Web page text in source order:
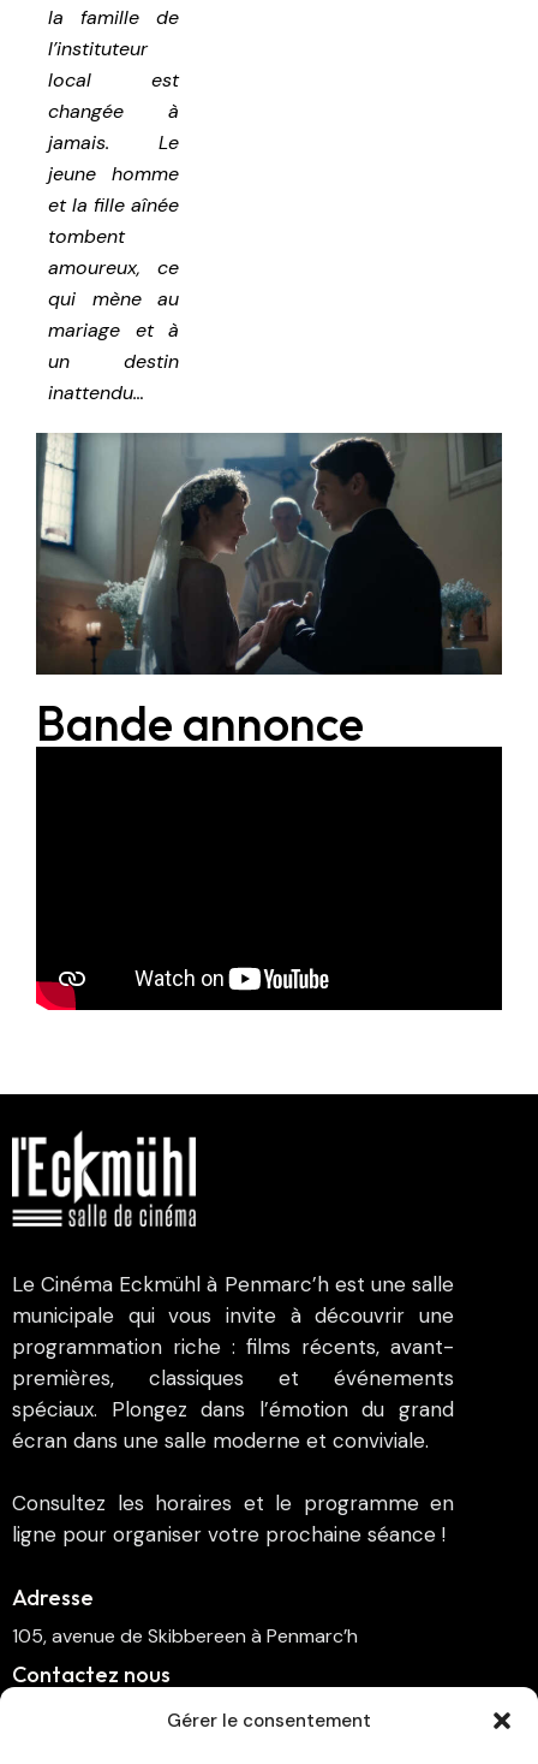
Gérer le consentement
la famille de
l’instituteur
local est
changée à
jamais. Le
jeune homme
et la fille aînée
tombent
amoureux, ce
qui mène au
mariage et à
un destin
inattendu…
Bande annonce
Le Cinéma Eckmühl à Penmarc’h est une salle
municipale qui vous invite à découvrir une
programmation riche : films récents, avant-
premières, classiques et événements
spéciaux. Plongez dans l’émotion du grand
écran dans une salle moderne et conviviale.
Consultez les horaires et le programme en
ligne pour organiser votre prochaine séance !
Adresse
105, avenue de Skibbereen à Penmarc’h
Contactez nous
cinema.penmarch@orange.fr